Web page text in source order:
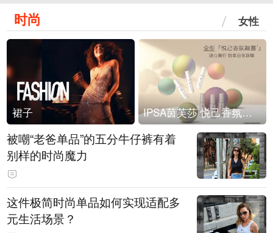
时尚 女性
裙子 IPSA茵芙莎 悦己香氛凝露上市
被嘲“老爸单品”的五分牛仔裤有着
别样的时尚魔力
这件极简时尚单品如何实现适配多
元生活场景？